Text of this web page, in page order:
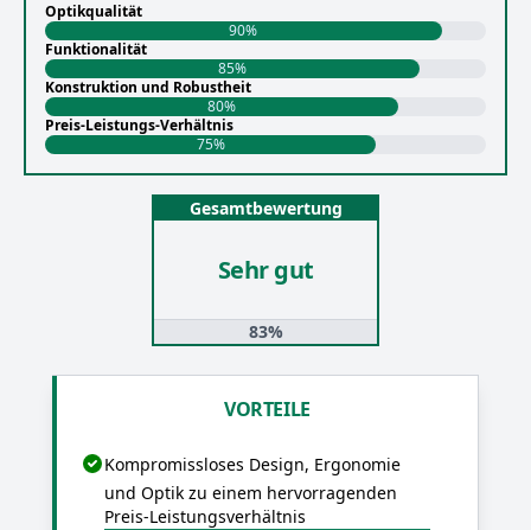
Optikqualität
90%
Funktionalität
85%
Konstruktion und Robustheit
80%
Preis-Leistungs-Verhältnis
75%
Gesamtbewertung
Sehr gut
83%
VORTEILE
Kompromissloses Design, Ergonomie
und Optik zu einem hervorragenden
Preis-Leistungsverhältnis